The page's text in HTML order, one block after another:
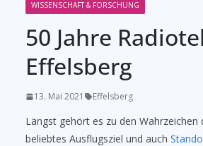
WISSENSCHAFT & FORSCHUNG
50 Jahre
Effelsberg
13. Mai 2021 Effelsberg
Längst gehört es zu den Wahrzeichen
beliebtes Ausflugsziel und auch